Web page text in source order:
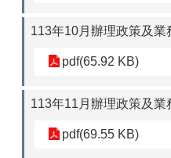
113年10月辦理政策及業
pdf(65.92 KB)
113年11月辦理政策及業
pdf(69.55 KB)